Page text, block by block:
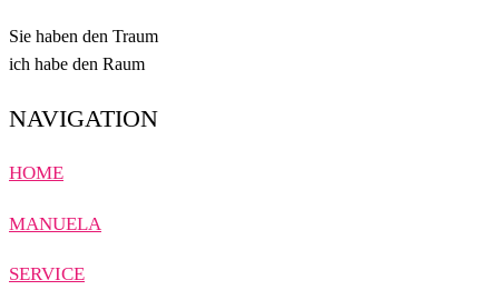
Sie haben den Traum
ich habe den Raum
NAVIGATION
HOME
MANUELA
SERVICE